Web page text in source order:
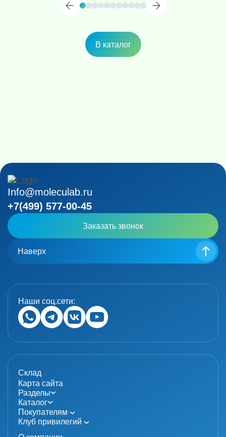
В каталог
Info@moleculab.ru
+7(499) 577-00-45
Заказать звонок
Наверх
Наши соц.сети:
Склад
Карта сайта
Разделы
Каталог
Покупателям
Клуб привилегий